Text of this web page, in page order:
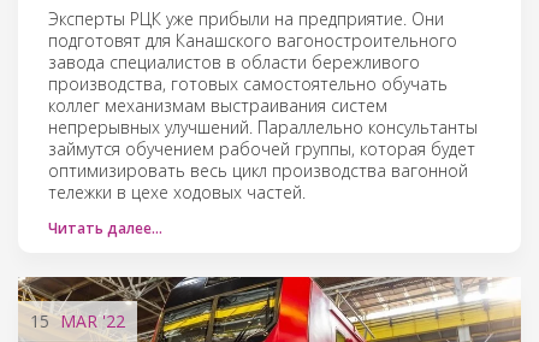
Эксперты РЦК уже прибыли на предприятие. Они
подготовят для Канашского вагоностроительного
завода специалистов в области бережливого
производства, готовых самостоятельно обучать
коллег механизмам выстраивания систем
непрерывных улучшений. Параллельно консультанты
займутся обучением рабочей группы, которая будет
оптимизировать весь цикл производства вагонной
тележки в цехе ходовых частей.
Читать далее…
15 MAR'22